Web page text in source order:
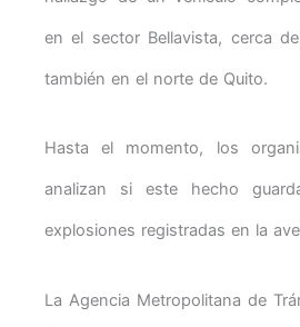
en el sector Bellavista, cerca
también en el norte de Quito.
Hasta el momento, los
analizan si este hecho
explosiones registradas en la
La Agencia Metropolitana de